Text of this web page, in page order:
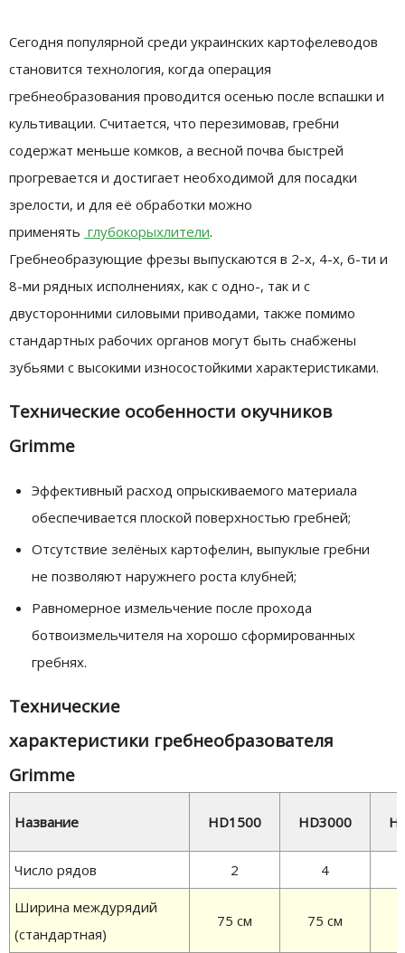
Сегодня популярной среди украинских картофелеводов
становится технология, когда операция
гребнеобразования проводится осенью после вспашки и
культивации. Считается, что перезимовав, гребни
содержат меньше комков, а весной почва быстрей
прогревается и достигает необходимой для посадки
зрелости, и для её обработки можно
применять глубокорыхлители.
Гребнеобразующие фрезы выпускаются в 2-х, 4-х, 6-ти и
8-ми рядных исполнениях, как с одно-, так и с
двусторонними силовыми приводами, также помимо
стандартных рабочих органов могут быть снабжены
зубьями с высокими износостойкими характеристиками.
Технические особенности окучников
Grimme
Эффективный расход опрыскиваемого материала
обеспечивается плоской поверхностью гребней;
Отсутствие зелёных картофелин, выпуклые гребни
не позволяют наружнего роста клубней;
Равномерное измельчение после прохода
ботвоизмельчителя на хорошо сформированных
гребнях.
Технические
характеристики гребнеобразователя
Grimme
Название HD1500 HD3000
Число рядов 2 4
Ширина междурядий
(стандартная)
75 см 75 см